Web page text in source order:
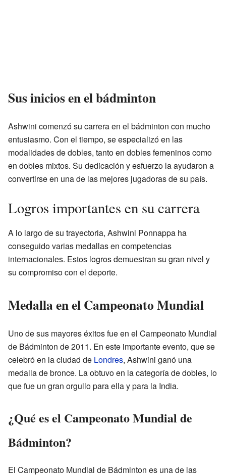
Sus inicios en el bádminton
Ashwini comenzó su carrera en el bádminton con mucho
entusiasmo. Con el tiempo, se especializó en las
modalidades de dobles, tanto en dobles femeninos como
en dobles mixtos. Su dedicación y esfuerzo la ayudaron a
convertirse en una de las mejores jugadoras de su país.
Logros importantes en su carrera
A lo largo de su trayectoria, Ashwini Ponnappa ha
conseguido varias medallas en competencias
internacionales. Estos logros demuestran su gran nivel y
su compromiso con el deporte.
Medalla en el Campeonato Mundial
Uno de sus mayores éxitos fue en el Campeonato Mundial
de Bádminton de 2011. En este importante evento, que se
celebró en la ciudad de Londres, Ashwini ganó una
medalla de bronce. La obtuvo en la categoría de dobles, lo
que fue un gran orgullo para ella y para la India.
¿Qué es el Campeonato Mundial de
Bádminton?
El Campeonato Mundial de Bádminton es una de las